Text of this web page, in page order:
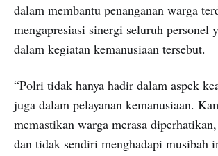
dalam membantu penanganan warga
mengapresiasi sinergi seluruh personel
dalam kegiatan kemanusiaan tersebut.
“Polri tidak hanya hadir dalam aspek
juga dalam pelayanan kemanusiaan.
memastikan warga merasa
dan tidak sendiri menghadapi musibah